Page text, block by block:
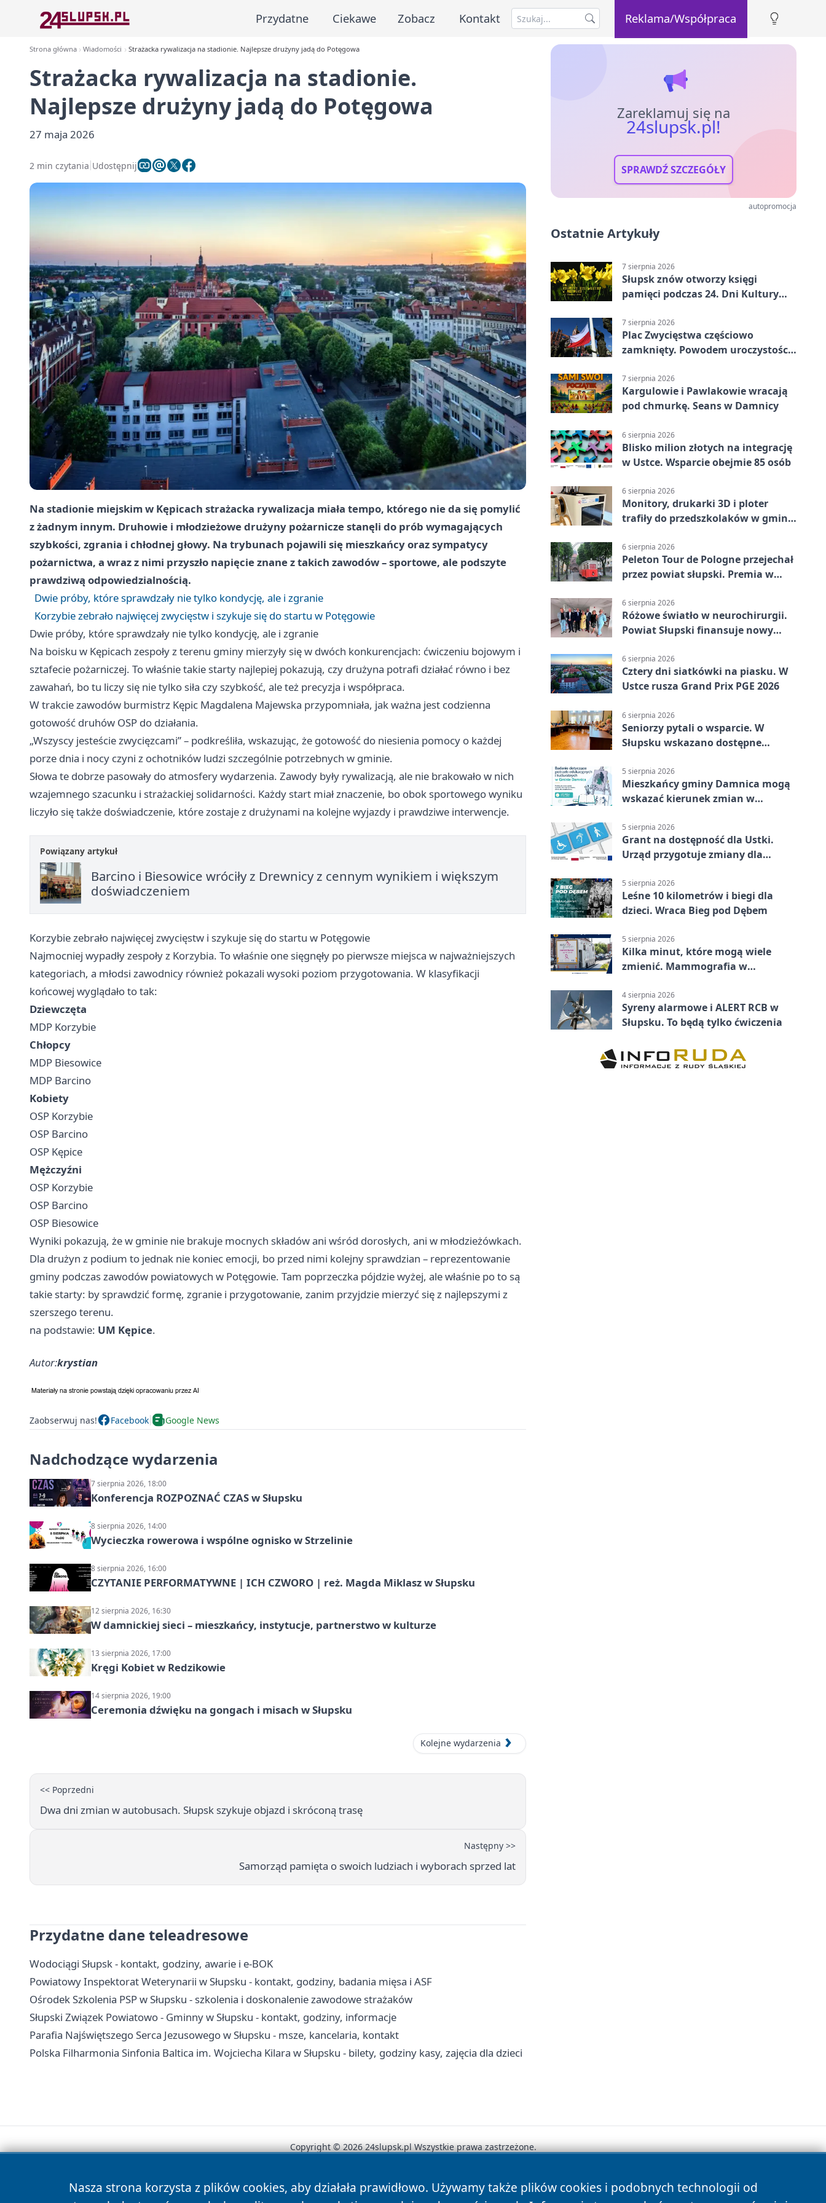
Przydatne Ciekawe Zobacz Kontakt Reklama/Współpraca
Strona główna Wiadomości Strażacka rywalizacja na stadionie. Najlepsze drużyny jadą do Potęgowa
Strażacka rywalizacja na stadionie.
Najlepsze drużyny jadą do Potęgowa
27 maja 2026
2 min czytania Udostępnij
Na stadionie miejskim w Kępicach strażacka rywalizacja miała tempo, którego nie da się pomylić
z żadnym innym. Druhowie i młodzieżowe drużyny pożarnicze stanęli do prób wymagających
szybkości, zgrania i chłodnej głowy. Na trybunach pojawili się mieszkańcy oraz sympatycy
pożarnictwa, a wraz z nimi przyszło napięcie znane z takich zawodów – sportowe, ale podszyte
prawdziwą odpowiedzialnością.
Dwie próby, które sprawdzały nie tylko kondycję, ale i zgranie
Korzybie zebrało najwięcej zwycięstw i szykuje się do startu w Potęgowie
Dwie próby, które sprawdzały nie tylko kondycję, ale i zgranie
Na boisku w Kępicach zespoły z terenu gminy mierzyły się w dwóch konkurencjach: ćwiczeniu bojowym i
sztafecie pożarniczej. To właśnie takie starty najlepiej pokazują, czy drużyna potrafi działać równo i bez
zawahań, bo tu liczy się nie tylko siła czy szybkość, ale też precyzja i współpraca.
W trakcie zawodów burmistrz Kępic Magdalena Majewska przypomniała, jak ważna jest codzienna
gotowość druhów OSP do działania.
„Wszyscy jesteście zwycięzcami” – podkreśliła, wskazując, że gotowość do niesienia pomocy o każdej
porze dnia i nocy czyni z ochotników ludzi szczególnie potrzebnych w gminie.
Słowa te dobrze pasowały do atmosfery wydarzenia. Zawody były rywalizacją, ale nie brakowało w nich
wzajemnego szacunku i strażackiej solidarności. Każdy start miał znaczenie, bo obok sportowego wyniku
liczyło się także doświadczenie, które zostaje z drużynami na kolejne wyjazdy i prawdziwe interwencje.
Powiązany artykuł
Barcino i Biesowice wróciły z Drewnicy z cennym wynikiem i większym
doświadczeniem
Korzybie zebrało najwięcej zwycięstw i szykuje się do startu w Potęgowie
Najmocniej wypadły zespoły z Korzybia. To właśnie one sięgnęły po pierwsze miejsca w najważniejszych
kategoriach, a młodsi zawodnicy również pokazali wysoki poziom przygotowania. W klasyfikacji
końcowej wyglądało to tak:
Dziewczęta
MDP Korzybie
Chłopcy
MDP Biesowice
MDP Barcino
Kobiety
OSP Korzybie
OSP Barcino
OSP Kępice
Mężczyźni
OSP Korzybie
OSP Barcino
OSP Biesowice
Wyniki pokazują, że w gminie nie brakuje mocnych składów ani wśród dorosłych, ani w młodzieżówkach.
Dla drużyn z podium to jednak nie koniec emocji, bo przed nimi kolejny sprawdzian – reprezentowanie
gminy podczas zawodów powiatowych w Potęgowie. Tam poprzeczka pójdzie wyżej, ale właśnie po to są
takie starty: by sprawdzić formę, zgranie i przygotowanie, zanim przyjdzie mierzyć się z najlepszymi z
szerszego terenu.
na podstawie: UM Kępice.
Autor:krystian
Zaobserwuj nas! Facebook Google News
Nadchodzące wydarzenia
7 sierpnia 2026, 18:00
Konferencja ROZPOZNAĆ CZAS w Słupsku
8 sierpnia 2026, 14:00
Wycieczka rowerowa i wspólne ognisko w Strzelinie
8 sierpnia 2026, 16:00
CZYTANIE PERFORMATYWNE | ICH CZWORO | reż. Magda Miklasz w Słupsku
12 sierpnia 2026, 16:30
W damnickiej sieci – mieszkańcy, instytucje, partnerstwo w kulturze
13 sierpnia 2026, 17:00
Kręgi Kobiet w Redzikowie
14 sierpnia 2026, 19:00
Ceremonia dźwięku na gongach i misach w Słupsku
Kolejne wydarzenia
<< Poprzedni
Dwa dni zmian w autobusach. Słupsk szykuje objazd i skróconą trasę
Następny >>
Samorząd pamięta o swoich ludziach i wyborach sprzed lat
Przydatne dane teleadresowe
Wodociągi Słupsk - kontakt, godziny, awarie i e-BOK
Powiatowy Inspektorat Weterynarii w Słupsku - kontakt, godziny, badania mięsa i ASF
Ośrodek Szkolenia PSP w Słupsku - szkolenia i doskonalenie zawodowe strażaków
Słupski Związek Powiatowo - Gminny w Słupsku - kontakt, godziny, informacje
Parafia Najświętszego Serca Jezusowego w Słupsku - msze, kancelaria, kontakt
Polska Filharmonia Sinfonia Baltica im. Wojciecha Kilara w Słupsku - bilety, godziny kasy, zajęcia dla dzieci
Zareklamuj się na
24slupsk.pl!
SPRAWDŹ SZCZEGÓŁY
autopromocja
Ostatnie Artykuły
7 sierpnia 2026
Słupsk znów otworzy księgi
pamięci podczas 24. Dni Kultury
7 sierpnia 2026
Plac Zwycięstwa częściowo
zamknięty. Powodem uroczystości
7 sierpnia 2026
Kargulowie i Pawlakowie wracają
pod chmurkę. Seans w Damnicy
6 sierpnia 2026
Blisko milion złotych na integrację
w Ustce. Wsparcie obejmie 85 osób
6 sierpnia 2026
Monitory, drukarki 3D i ploter
trafiły do przedszkolaków w gminie
6 sierpnia 2026
Peleton Tour de Pologne przejechał
przez powiat słupski. Premia w
6 sierpnia 2026
Różowe światło w neurochirurgii.
Powiat Słupski finansuje nowy
6 sierpnia 2026
Cztery dni siatkówki na piasku. W
Ustce rusza Grand Prix PGE 2026
6 sierpnia 2026
Seniorzy pytali o wsparcie. W
Słupsku wskazano dostępne
5 sierpnia 2026
Mieszkańcy gminy Damnica mogą
wskazać kierunek zmian w
5 sierpnia 2026
Grant na dostępność dla Ustki.
Urząd przygotuje zmiany dla
5 sierpnia 2026
Leśne 10 kilometrów i biegi dla
dzieci. Wraca Bieg pod Dębem
5 sierpnia 2026
Kilka minut, które mogą wiele
zmienić. Mammografia w
4 sierpnia 2026
Syreny alarmowe i ALERT RCB w
Słupsku. To będą tylko ćwiczenia
Nasza strona korzysta z plików cookies, aby działała prawidłowo. Używamy także plików cookies i podobnych technologii od
Copyright © 2026 24slupsk.pl Wszystkie prawa zastrzeżone.
News Autorzy Polityka Prywatności Polityka Cookies